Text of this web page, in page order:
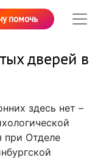
помочь
дверей в
здесь нет –
Отделе